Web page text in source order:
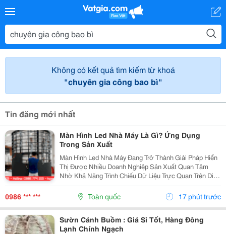
Không có kết quả tìm kiếm từ khoá
"chuyên gia công bao bì"
Tin đăng mới nhất
Màn Hình Led Nhà Máy Là Gì? Ứng Dụng
Trong Sản Xuất
Màn Hình Led Nhà Máy Đang Trở Thành Giải Pháp Hiển
Thị Được Nhiều Doanh Nghiệp Sản Xuất Quan Tâm
Nhờ Khả Năng Trình Chiếu Dữ Liệu Trực Quan Trên Diện
Tích Lớn. Không Chỉ Phục Vụ Nhu Cầu Trình Chiếu Hình
Ảnh, Màn Hình Led Còn Có Thể Hỗ Trợ Theo Dõi Và...
0986 *** *** Toàn quốc 17 phút trước
Sườn Cánh Buồm : Giá Sỉ Tốt, Hàng Đông
Lạnh Chính Ngạch